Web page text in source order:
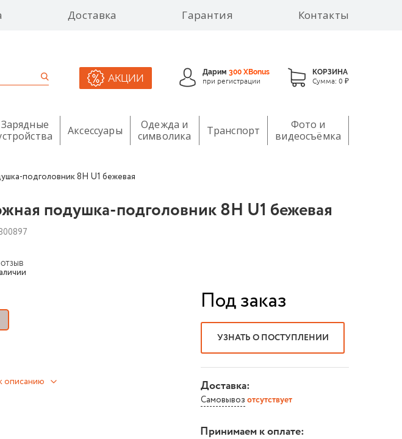
Доставка Гарантия Контакты
АКЦИИ
Дарим 300 XBonus
при регистрации
КОРЗИНА
Сумма: 0 ₽
Зарядные
Аксессуары
Одежда и
символика
Транспорт
Фото и
видеосъёмка
подголовник 8H U1 бежевая
подушка-подголовник 8H U1 бежевая
описанию
Под заказ
УЗНАТЬ О ПОСТУПЛЕНИИ
Доставка:
Самовывоз отсутствует
Принимаем к оплате: